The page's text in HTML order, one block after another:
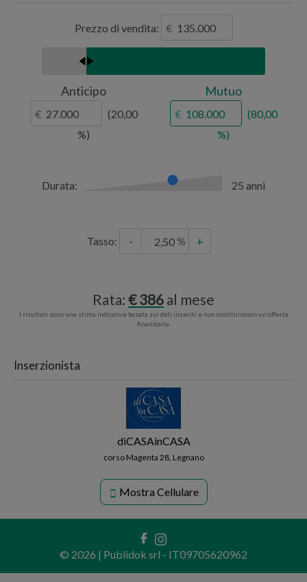
parcheggi
chiese
polizia
Prezzo di vendita:
Anticipo
20,00
Mutuo
80,00
Durata: 25 anni
Tasso: - +
Rata: 386 al mese
I risultati sono una stima indicativa basata sui dati inseriti e non costituiscono un’offerta
finanziaria.
Inserzionista
diCASAinCASA
corso Magenta 28, Legnano
Mostra Cellulare
© 2026 | Publidok srl - IT09705620962